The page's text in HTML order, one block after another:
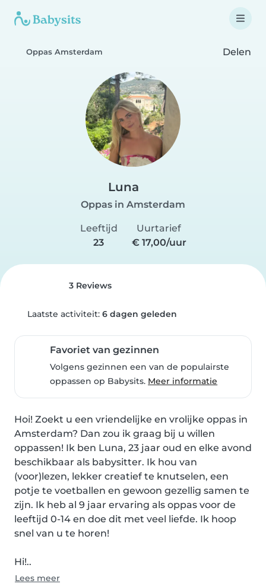
Oppas Amsterdam Delen
Luna
Oppas in Amsterdam
Leeftijd
23
Uurtarief
€ 17,00/uur
3 Reviews
Laatste activiteit: 6 dagen geleden
Favoriet van gezinnen
Volgens gezinnen een van de populairste
oppassen op Babysits. Meer informatie
Hoi! Zoekt u een vriendelijke en vrolijke oppas in
Amsterdam? Dan zou ik graag bij u willen
oppassen! Ik ben Luna, 23 jaar oud en elke avond
beschikbaar als babysitter. Ik hou van
(voor)lezen, lekker creatief te knutselen, een
potje te voetballen en gewoon gezellig samen te
zijn. Ik heb al 9 jaar ervaring als oppas voor de
leeftijd 0-14 en doe dit met veel liefde. Ik hoop
snel van u te horen!
Hi!..
Lees meer